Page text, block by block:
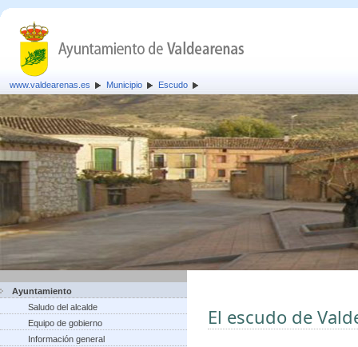
www.valdearenas.es Municipio Escudo
Ayuntamiento
Saludo del alcalde
Equipo de gobierno
Información general
El escudo de